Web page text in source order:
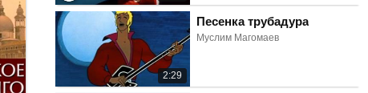
2:29
Песенка трубадура
Муслим Магомаев